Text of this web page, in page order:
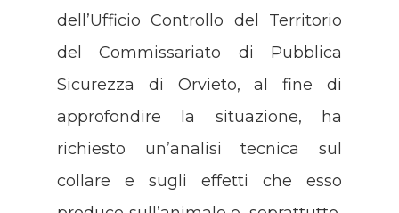
dell’Ufficio Controllo del Territorio
del Commissariato di Pubblica
Sicurezza di Orvieto, al fine di
approfondire la situazione, ha
richiesto un’analisi tecnica sul
collare e sugli effetti che esso